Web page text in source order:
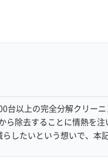
台以上の完全分解クリー
除去することに情熱を注
したいという想いで、本